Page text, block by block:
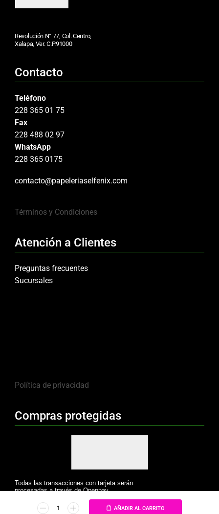
AÑADIR AL CARRITO
Revolución N° 77, Col. Centro,
Xalapa, Ver. C.P.91000
Contacto
Teléfono
228 365 01 75
Fax
228 488 02 97
WhatsApp
228 365 0175
contacto@papeleriaselfenix.com
Términos y Condiciones
Atención a Clientes
Preguntas frecuentes
Sucursales
Política de privacidad
Compras protegidas
Todas las transacciones con tarjeta serán
procesadas a través de Openpay.